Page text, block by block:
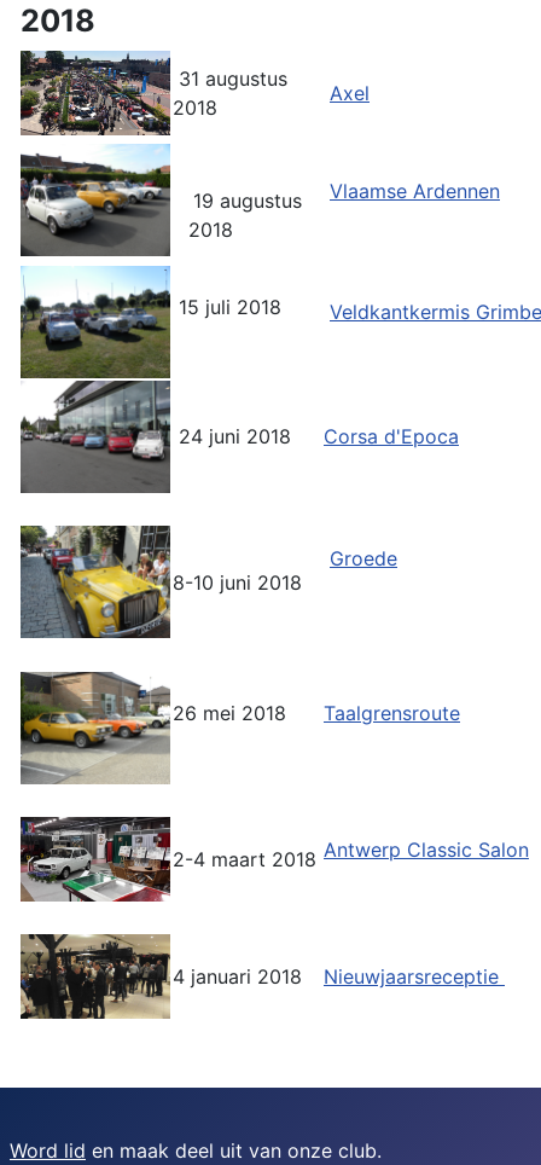
2018
31 augustus
2018
Axel
19 augustus
2018
Vlaamse Ardennen
15 juli 2018 Veldkantkermis
24 juni 2018 Corsa d'Epoca
8-10 juni 2018
Groede
26 mei 2018 Taalgrensroute
2-4 maart 2018 Antwerp Classic Salon
4 januari 2018 Nieuwjaarsreceptie
Word lid en maak deel uit van onze club.